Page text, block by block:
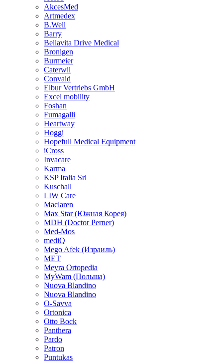
AkcesMed
Artmedex
B.Well
Barry
Bellavita Drive Medical
Bronigen
Burmeier
Caterwil
Convaid
Elbur Vertriebs GmbH
Excel mobility
Foshan
Fumagalli
Heartway
Hoggi
Hopefull Medical Equipment
iCross
Invacare
Karma
KSP Italia Srl
Kuschall
LIW Care
Maclaren
Max Star (Южная Корея)
MDH (Doctor Perner)
Med-Mos
mediQ
Mego Afek (Израиль)
MET
Meyra Ortopedia
MyWam (Польша)
Nuova Blandino
Nuova Blandino
O-Savva
Ortonica
Otto Bock
Panthera
Pardo
Patron
Puntukas